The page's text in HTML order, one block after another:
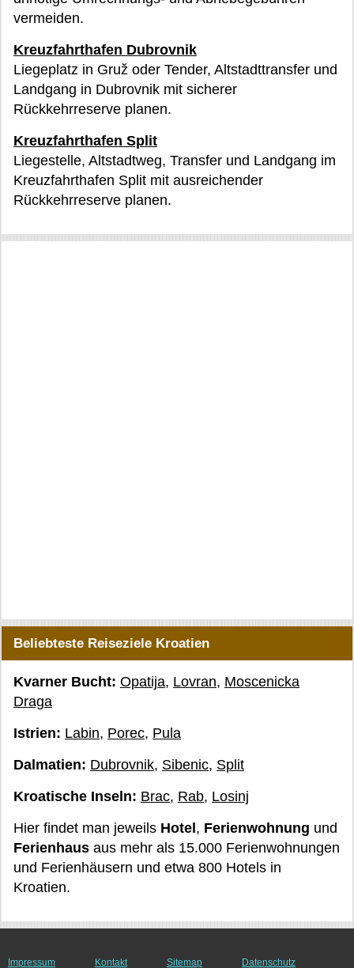
vermeiden.
Kreuzfahrthafen Dubrovnik
Liegeplatz in Gruž oder Tender, Altstadttransfer und
Landgang in Dubrovnik mit sicherer
Rückkehrreserve planen.
Kreuzfahrthafen Split
Liegestelle, Altstadtweg, Transfer und Landgang im
Kreuzfahrthafen Split mit ausreichender
Rückkehrreserve planen.
Beliebteste Reiseziele Kroatien
Kvarner Bucht: Opatija, Lovran, Moscenicka
Draga
Istrien: Labin, Porec, Pula
Dalmatien: Dubrovnik, Sibenic, Split
Kroatische Inseln: Brac, Rab, Losinj
Hier findet man jeweils Hotel, Ferienwohnung und
Ferienhaus aus mehr als 15.000 Ferienwohnungen
und Ferienhäusern und etwa 800 Hotels in
Kroatien.
Impressum Kontakt Sitemap Datenschutz